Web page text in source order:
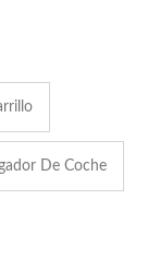
De Coche